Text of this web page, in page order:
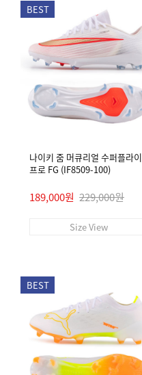
BEST
나이키 줌 머큐리얼 수퍼플라
프로 FG (IF8509-100)
189,000원 229,000원
Size View
BEST